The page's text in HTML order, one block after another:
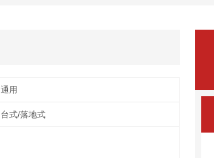
通用
台式/落地式